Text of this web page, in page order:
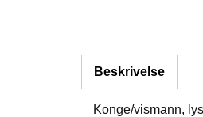
Beskrivelse
Konge/vismann,